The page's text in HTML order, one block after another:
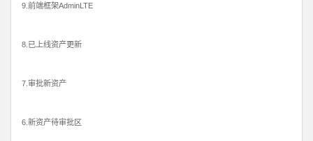
9.前端框架AdminLTE
8.已上线资产更新
7.审批新资产
6.新资产待审批区